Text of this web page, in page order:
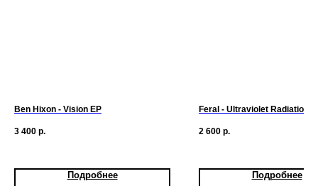
Ben Hixon - Vision EP
3 400 р.
Подробнее
Feral - Ultraviolet Radiation
2 600 р.
Подробнее